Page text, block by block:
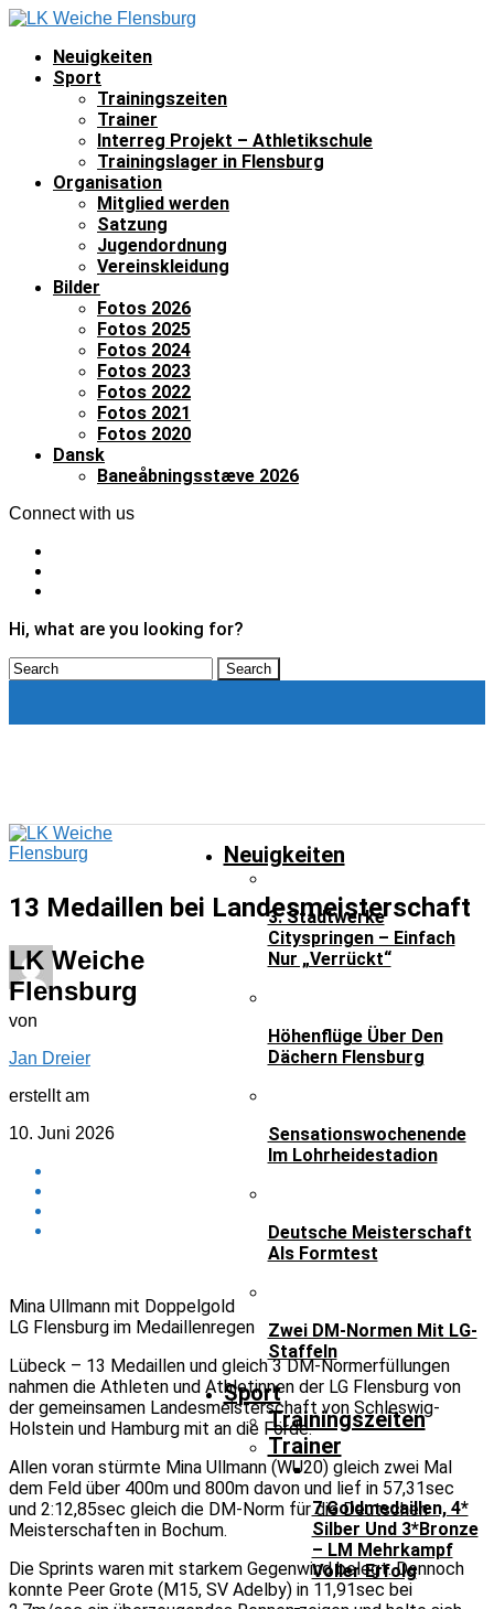
Neuigkeiten
Sport
Trainingszeiten
Trainer
Interreg Projekt – Athletikschule
Trainingslager in Flensburg
Organisation
Mitglied werden
Satzung
Jugendordnung
Vereinskleidung
Bilder
Fotos 2026
Fotos 2025
Fotos 2024
Fotos 2023
Fotos 2022
Fotos 2021
Fotos 2020
Dansk
Baneåbningsstæve 2026
Connect with us
Hi, what are you looking for?
LK Weiche
Flensburg
Neuigkeiten
3. Stadtwerke
Cityspringen – Einfach
Nur „verrückt“
Höhenflüge Über Den
Dächern Flensburg
Sensationswochenende
Im Lohrheidestadion
Deutsche Meisterschaft
Als Formtest
Zwei DM-Normen Mit LG-
Staffeln
Sport
Trainingszeiten
Trainer
7 Goldmedaillen, 4*
Silber Und 3*Bronze
– LM Mehrkampf
Voller Erfolg
Neuigkeiten
13 Medaillen bei Landesmeisterschaft
von
Jan Dreier
erstellt am
10. Juni 2026
Mina Ullmann mit Doppelgold
LG Flensburg im Medaillenregen
Lübeck – 13 Medaillen und gleich 3 DM-Normerfüllungen
nahmen die Athleten und Athletinnen der LG Flensburg von
der gemeinsamen Landesmeisterschaft von Schleswig-
Holstein und Hamburg mit an die Förde.
Allen voran stürmte Mina Ullmann (WU20) gleich zwei Mal
dem Feld über 400m und 800m davon und lief in 57,31sec
und 2:12,85sec gleich die DM-Norm für die Deutschen
Meisterschaften in Bochum.
Die Sprints waren mit starkem Gegenwind belegt. Dennoch
konnte Peer Grote (M15, SV Adelby) in 11,91sec bei